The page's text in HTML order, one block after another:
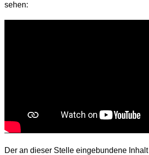
sehen:
Der an dieser Stelle eingebundene